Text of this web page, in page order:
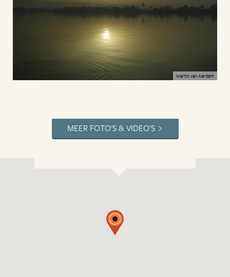
Martin van Aardam
MEER FOTO'S & VIDEO'S